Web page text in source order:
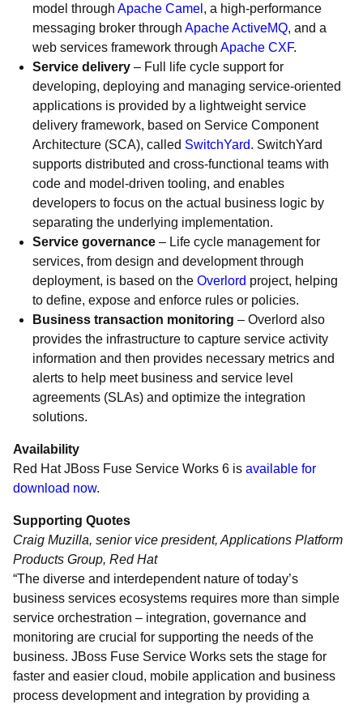
model through Apache Camel , a high-performance
messaging broker through Apache ActiveMQ, and a
web services framework through Apache CXF.
Service delivery – Full life cycle support for
developing, deploying and managing service-oriented
applications is provided by a lightweight service
delivery framework, based on Service Component
Architecture (SCA), called SwitchYard. SwitchYard
supports distributed and cross-functional teams with
code and model-driven tooling, and enables
developers to focus on the actual business logic by
separating the underlying implementation.
Service governance – Life cycle management for
services, from design and development through
deployment, is based on the Overlord project, helping
to define, expose and enforce rules or policies.
Business transaction monitoring – Overlord also
provides the infrastructure to capture service activity
information and then provides necessary metrics and
alerts to help meet business and service level
agreements (SLAs) and optimize the integration
solutions.
Availability
Red Hat JBoss Fuse Service Works 6 is available for
download now.
Supporting Quotes
Craig Muzilla, senior vice president, Applications Platform
Products Group, Red Hat
“The diverse and interdependent nature of today’s
business services ecosystems requires more than simple
service orchestration – integration, governance and
monitoring are crucial for supporting the needs of the
business. JBoss Fuse Service Works sets the stage for
faster and easier cloud, mobile application and business
process development and integration by providing a